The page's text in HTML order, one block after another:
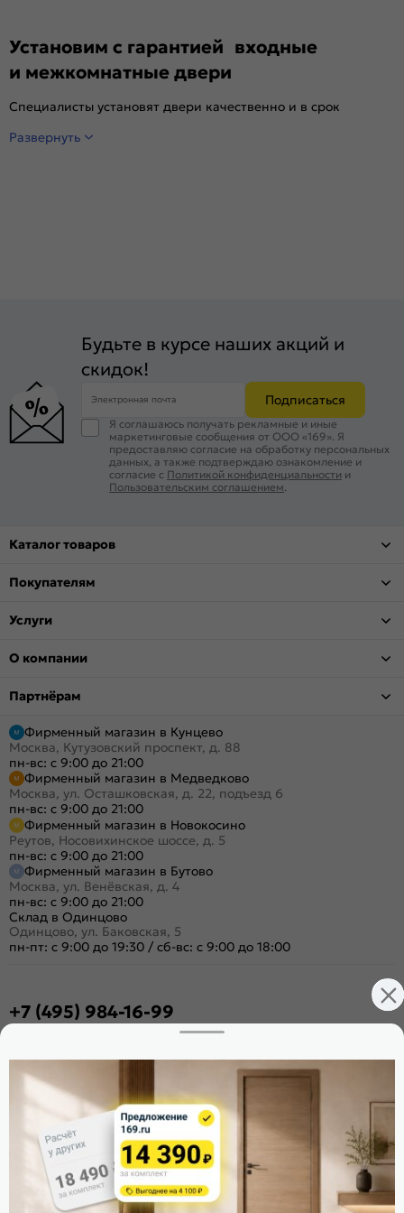
Установим с гарантией входные
и межкомнатные двери
Специалисты установят двери качественно и в срок
Развернуть
Будьте в курсе наших акций и
скидок!
Электронная почта Подписаться
Я соглашаюсь получать рекламные и иные
маркетинговые сообщения от ООО «169». Я
предоставляю согласие на обработку персональных
данных, а также подтверждаю ознакомление и
согласие с Политикой конфиденциальности и
Пользовательским соглашением
Каталог товаров
Покупателям
Услуги
О компании
Партнёрам
Фирменный магазин в Кунцево
Москва, Кутузовский проспект, д. 88
пн-вс: с 9:00 до 21:00
Фирменный магазин в Медведково
Москва, ул. Осташковская, д. 22, подъезд 6
пн-вс: с 9:00 до 21:00
Фирменный магазин в Новокосино
Реутов, Носовихинское шоссе, д. 5
пн-вс: с 9:00 до 21:00
Фирменный магазин в Бутово
Москва, ул. Венёвская, д. 4
пн-вс: с 9:00 до 21:00
Склад в Одинцово
Одинцово, ул. Баковская, 5
пн-пт: с 9:00 до 19:30 / сб-вс: с 9:00 до 18:00
+7 (495) 984-16-99
Поделиться
Оцените магазин